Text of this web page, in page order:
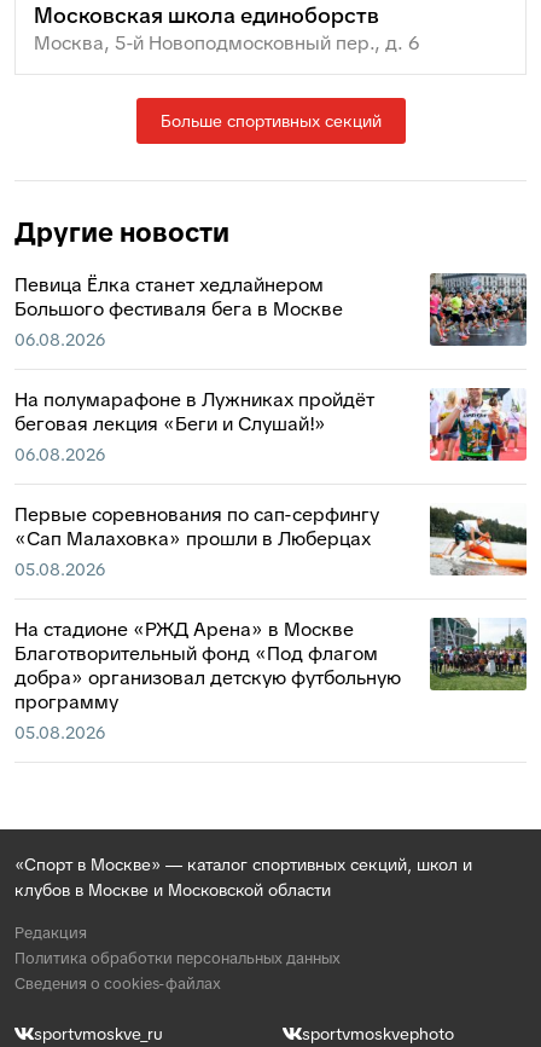
Московская школа единоборств
Москва, 5-й Новоподмосковный пер., д. 6
Больше спортивных секций
Другие новости
Певица Ёлка станет хедлайнером
Большого фестиваля бега в Москве
06.08.2026
На полумарафоне в Лужниках пройдёт
беговая лекция «Беги и Слушай!»
06.08.2026
Первые соревнования по сап-серфингу
«Сап Малаховка» прошли в Люберцах
05.08.2026
На стадионе «РЖД Арена» в Москве
Благотворительный фонд «Под флагом
добра» организовал детскую футбольную
программу
05.08.2026
«Спорт в Москве» — каталог спортивных секций, школ и
клубов в Москве и Московской области
Редакция
Политика обработки персональных данных
Сведения о cookies-файлах
sportvmoskve_ru sportvmoskvephoto